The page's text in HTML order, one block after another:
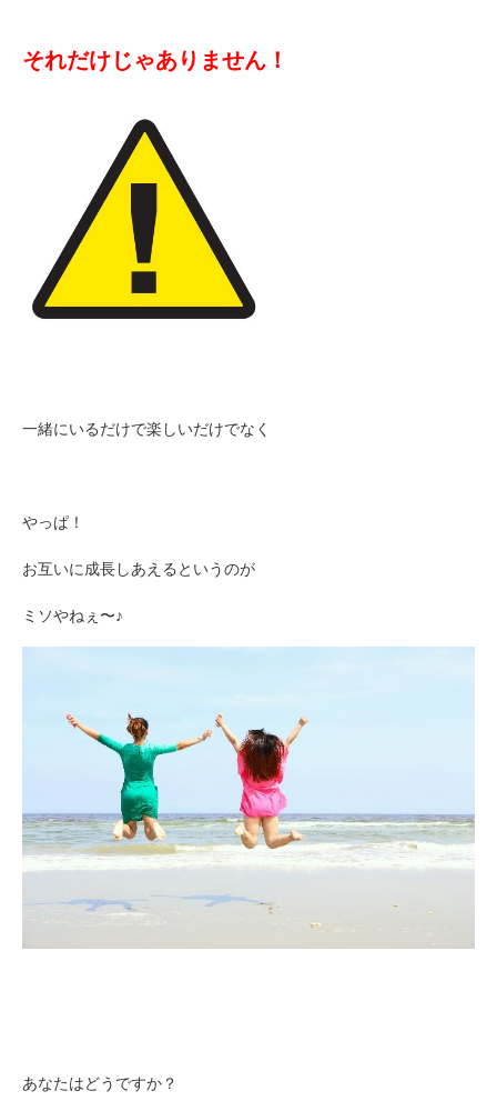
それだけじゃありません！
一緒にいるだけで楽しいだけでなく
やっぱ！
お互いに成長しあえるというのが
ミソやねぇ〜♪
あなたはどうですか？